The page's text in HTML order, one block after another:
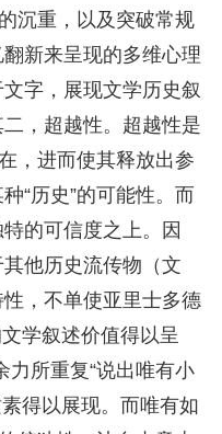
沉重，以及突破常规
新来呈现的多维心理
字，展现文学历史叙
，超越性。超越性是
，进而使其释放出参
“历史”的可能性。而
的可信度之上。因
他历史流传物（文
，不单使亚里士多德
文学叙述价值得以呈
力所重复“说出唯有小
得以展现。而唯有如